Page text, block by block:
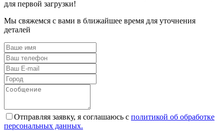
для первой загрузки!
Мы свяжемся с вами в ближайшее время для уточнения
деталей
Отправляя заявку, я соглашаюсь с политикой об обработке
персональных данных.